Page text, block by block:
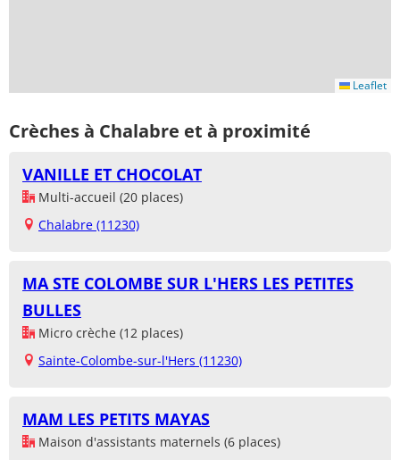
Leaflet
Crèches à Chalabre et à proximité
VANILLE ET CHOCOLAT
Multi-accueil (20 places)
Chalabre (11230)
MA STE COLOMBE SUR L'HERS LES PETITES
BULLES
Micro crèche (12 places)
Sainte-Colombe-sur-l'Hers (11230)
MAM LES PETITS MAYAS
Maison d'assistants maternels (6 places)